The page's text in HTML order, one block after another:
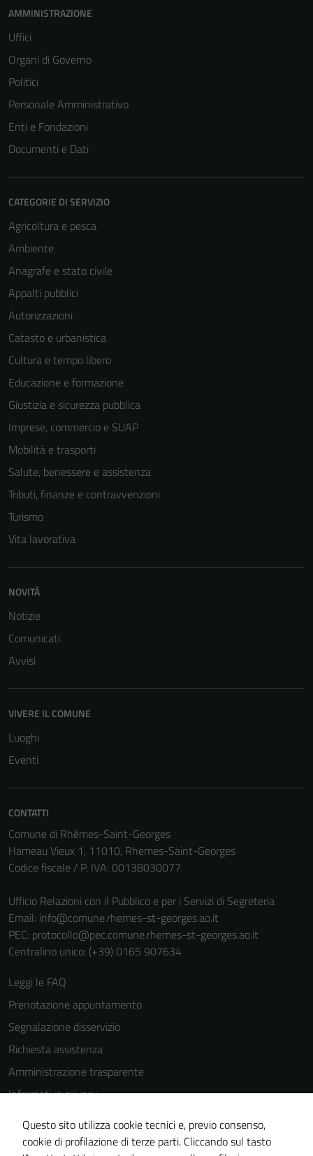
AMMINISTRAZIONE
Uffici
Organi di Governo
Politici
Personale Amministrativo
Enti e Fondazioni
Documenti e Dati
CATEGORIE DI SERVIZIO
Agricoltura e pesca
Ambiente
Anagrafe e stato civile
Appalti pubblici
Autorizzazioni
Catasto e urbanistica
Cultura e tempo libero
Educazione e formazione
Giustizia e sicurezza pubblica
Imprese, commercio e SUAP
Mobilità e trasporti
Salute, benessere e assistenza
Tributi, finanze e contravvenzioni
Turismo
Vita lavorativa
NOVITÀ
Notizie
Comunicati
Avvisi
VIVERE IL COMUNE
Luoghi
Eventi
CONTATTI
Comune di Rhêmes-Saint-Georges
Hameau Vieux 1, 11010, Rhemes-Saint-Georges
Codice fiscale / P. IVA: 00138030077
Ufficio Relazioni con il Pubblico e per i Servizi di Segreteria
Email: info@comune.rhemes-st-georges.ao.it
PEC: protocollo@pec.comune.rhemes-st-georges.ao.it
Centralino unico: (+39) 0165 907634
Leggi le FAQ
Prenotazione appuntamento
Segnalazione disservizio
Richiesta assistenza
Amministrazione trasparente
Informativa privacy
Cookie Policy
Note legali
Questo sito utilizza cookie tecnici e, previo consenso,
cookie di profilazione di terze parti. Cliccando sul tasto
Tecnici
non raccolgono
informazioni